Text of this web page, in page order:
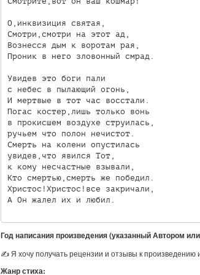
О,инквизиция святая,
Смотри,смотри на этот ад,
Вознесся дым к воротам рая,
Проник в него зловонный смрад.
Увидев это боги пали
с небес в пылающий огонь,
И мертвые в тот час восстали.
Погас костер,лишь только вонь
в прокисшем воздухе струилась,
ручьем что полон нечистот.
Смерть на колени опустилась
увидев,что явился Тот,
к кому несчастные взывали,
Кто смертью,смерть же победил.
Христос!Христос!все закричали,
Год написания произведения (указанный Автором
✍ Я хочу получать рецензии и отзывы к произведению
Жанр стиха: